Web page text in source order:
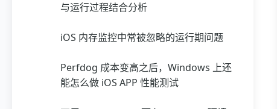
与运行过程结合分析
iOS 内存监控中常被忽略的运行期问题
Perfdog 成本变高之后，Windows 上还
能怎么做 iOS APP 性能测试